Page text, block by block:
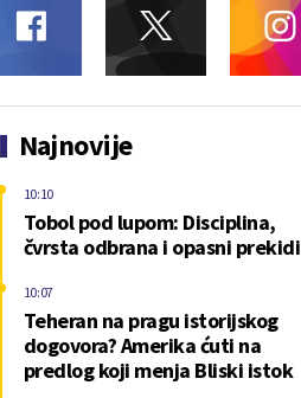
Najnovije
Tobol pod lupom: Disciplina,
čvrsta odbrana i opasni prekidi
10:10
Teheran na pragu istorijskog
dogovora? Amerika ćuti na
predlog koji menja Bliski istok
10:07